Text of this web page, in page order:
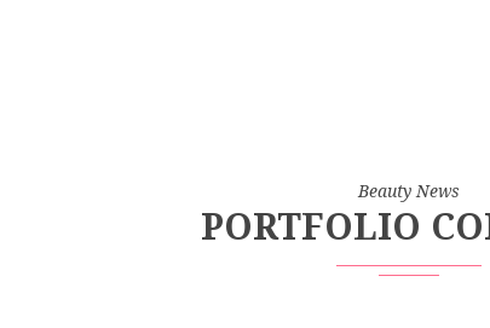
Beauty News
PORTFOLIO